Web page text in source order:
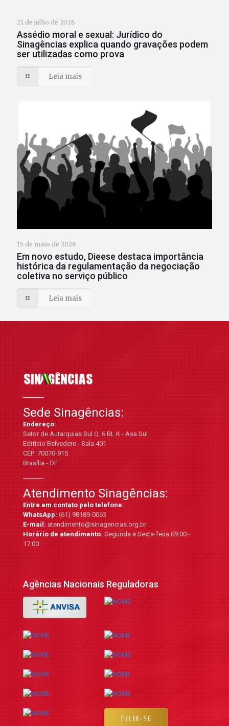
21 de julho de 2026
Assédio moral e sexual: Jurídico do
Sinagências explica quando gravações podem
ser utilizadas como prova
Leia mais
15 de maio de 2026
Em novo estudo, Dieese destaca importância
histórica da regulamentação da negociação
coletiva no serviço público
Leia mais
Sede Sinagências:
Endereço:
Setor de Autarquias Sul Q. 6 BL K - Asa Sul
Edifício Belvedere - Sala 401
CEP: 70070-915
Brasília - DF
Atendimento Sinagências:
Entre em contato pelo telefone:
WhatsApp:(61) 98189-0063
E-mail:atendimento@sinagencias.org.br
Horário de atendimento:Segunda a Sexta-feira 09:00 -
17:00
Agências Nacionais Reguladoras